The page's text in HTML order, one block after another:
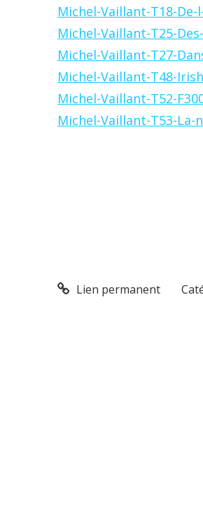
Michel-Vaillant-T18-
Michel-Vaillant-T25-
Michel-Vaillant-T27-
Michel-Vaillant-T48-
Michel-Vaillant-T52-
Michel-Vaillant-T53-La-
Lien permanent